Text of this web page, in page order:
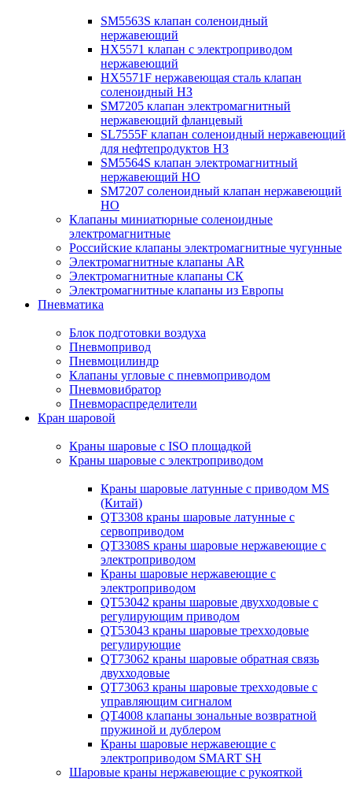
SM5563S клапан соленоидный
нержавеющий
HX5571 клапан с электроприводом
нержавеющий
HX5571F нержавеющая сталь клапан
соленоидный НЗ
SM7205 клапан электромагнитный
нержавеющий фланцевый
SL7555F клапан соленоидный нержавеющий
для нефтепродуктов НЗ
SM5564S клапан электромагнитный
нержавеющий НО
SM7207 соленоидный клапан нержавеющий
НО
Клапаны миниатюрные соленоидные
электромагнитные
Российские клапаны электромагнитные чугунные
Электромагнитные клапаны AR
Электромагнитные клапаны СК
Электромагнитные клапаны из Европы
Пневматика
Блок подготовки воздуха
Пневмопривод
Пневмоцилиндр
Клапаны угловые с пневмоприводом
Пневмовибратор
Пневмораспределители
Кран шаровой
Краны шаровые с ISO площадкой
Краны шаровые с электроприводом
Краны шаровые латунные с приводом MS
(Китай)
QT3308 краны шаровые латунные с
сервоприводом
QT3308S краны шаровые нержавеющие с
электроприводом
Краны шаровые нержавеющие с
электроприводом
QT53042 краны шаровые двухходовые с
регулирующим приводом
QT53043 краны шаровые трехходовые
регулирующие
QT73062 краны шаровые обратная связь
двухходовые
QT73063 краны шаровые трехходовые с
управляющим сигналом
QT4008 клапаны зональные возвратной
пружиной и дублером
Краны шаровые нержавеющие с
электроприводом SMART SH
Шаровые краны нержавеющие с рукояткой